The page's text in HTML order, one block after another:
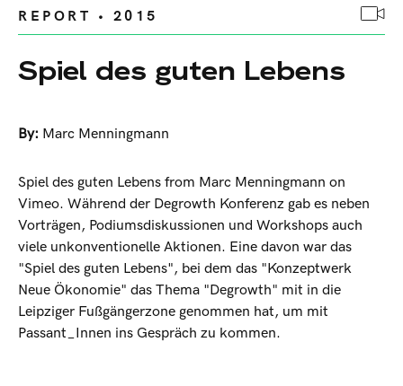
REPORT • 2015
Spiel des guten Lebens
By: Marc Menningmann
Spiel des guten Lebens from Marc Menningmann on
Vimeo. Während der Degrowth Konferenz gab es neben
Vorträgen, Podiumsdiskussionen und Workshops auch
viele unkonventionelle Aktionen. Eine davon war das
"Spiel des guten Lebens", bei dem das "Konzeptwerk
Neue Ökonomie" das Thema "Degrowth" mit in die
Leipziger Fußgängerzone genommen hat, um mit
Passant_Innen ins Gespräch zu kommen.